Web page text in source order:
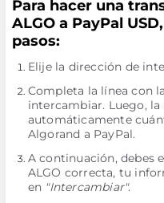
Para hacer una
ALGO a PayPal
pasos:
Elije la dirección de
Completa la línea con
intercambiar. Luego,
automáticamente
Algorand a PayPal.
A continuación, debes
ALGO correcta, tu
en "Intercambiar".